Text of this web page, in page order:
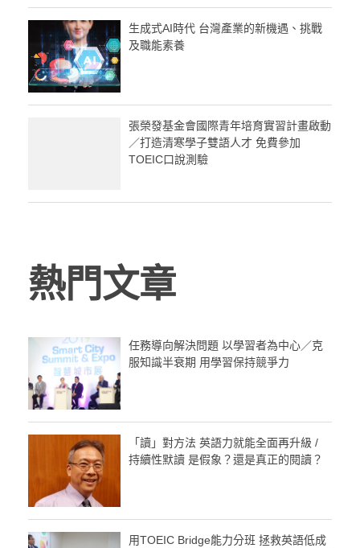
生成式AI時代 台灣產業的新機遇、挑戰
及職能素養
張榮發基金會國際青年培育實習計畫啟動
／打造清寒學子雙語人才 免費參加
TOEIC口說測驗
熱門文章
任務導向解決問題 以學習者為中心／克
服知識半衰期 用學習保持競爭力
「讀」對方法 英語力就能全面再升級 /
持續性默讀 是假象？還是真正的閱讀？
用TOEIC Bridge能力分班 拯救英語低成